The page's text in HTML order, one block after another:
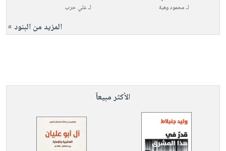
لـمحمود وهبة
لـعلي حرب
المزيد من البنود »
الأكثر مبيعاً